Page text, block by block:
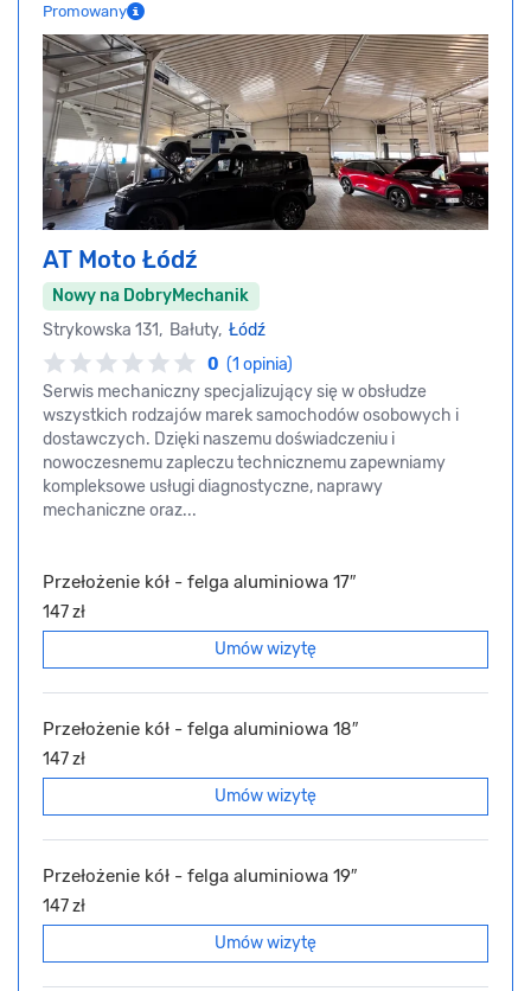
Promowany
AT Moto Łódź
Nowy na DobryMechanik
Strykowska 131, Bałuty, Łódź
0 (1 opinia)
Serwis mechaniczny specjalizujący się w obsłudze
wszystkich rodzajów marek samochodów osobowych i
dostawczych. Dzięki naszemu doświadczeniu i
nowoczesnemu zapleczu technicznemu zapewniamy
kompleksowe usługi diagnostyczne, naprawy
mechaniczne oraz...
Przełożenie kół - felga aluminiowa 17″
147 zł
Umów wizytę
Przełożenie kół - felga aluminiowa 18″
147 zł
Umów wizytę
Przełożenie kół - felga aluminiowa 19″
147 zł
Umów wizytę